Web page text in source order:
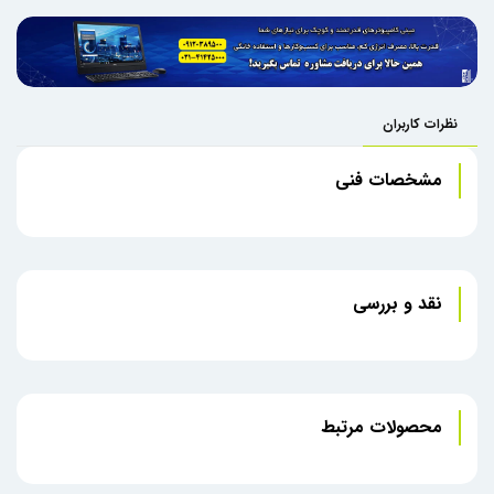
نظرات کاربران
مشخصات فنی
نقد و بررسی
محصولات مرتبط